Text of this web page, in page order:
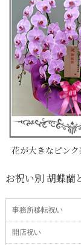
花が大きなピン
お祝い別 胡蝶蘭
事務所移転祝い
開店祝い